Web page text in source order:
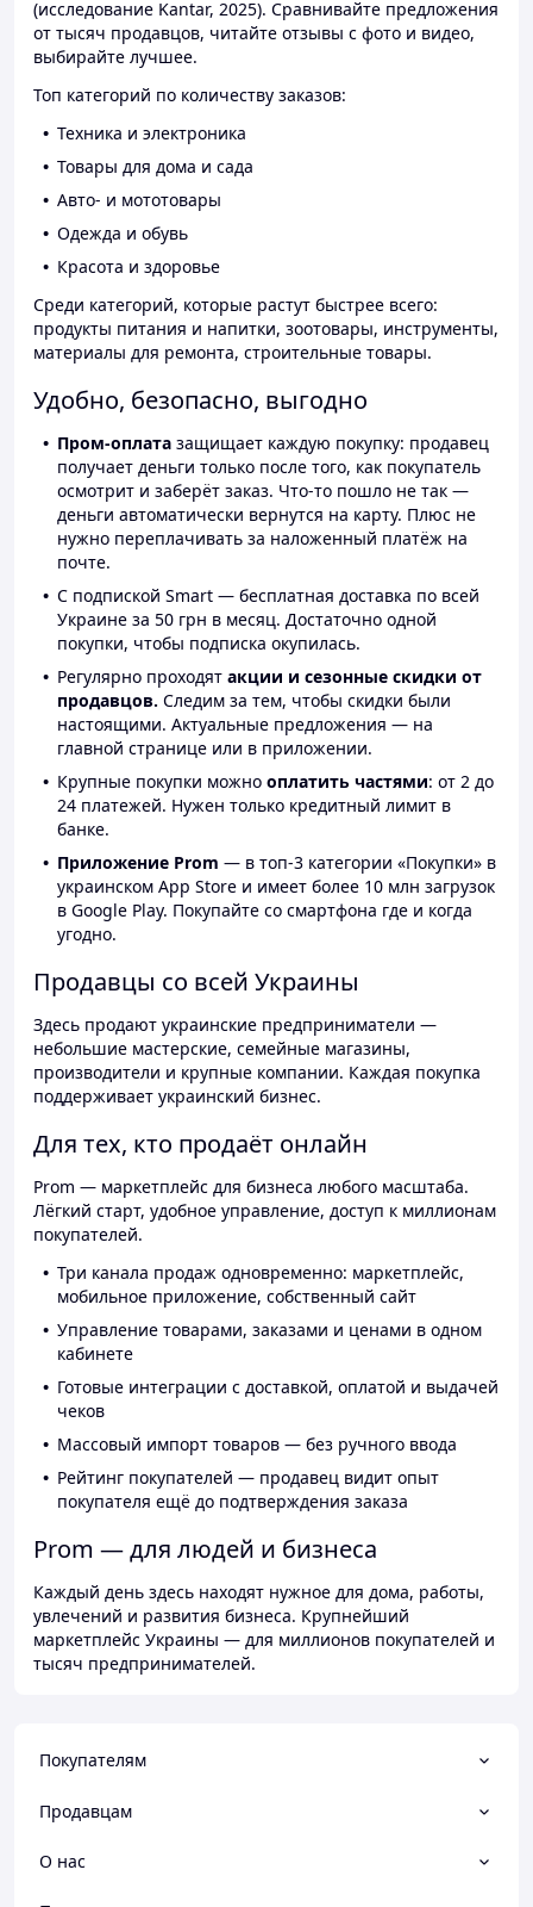
(исследование Kantar, 2025). Сравнивайте предложения
от тысяч продавцов, читайте отзывы с фото и видео,
выбирайте лучшее.
Топ категорий по количеству заказов:
Техника и электроника
Товары для дома и сада
Авто- и мототовары
Одежда и обувь
Красота и здоровье
Среди категорий, которые растут быстрее всего:
продукты питания и напитки, зоотовары, инструменты,
материалы для ремонта, строительные товары.
Удобно, безопасно, выгодно
Пром-оплата защищает каждую покупку: продавец
получает деньги только после того, как покупатель
осмотрит и заберёт заказ. Что-то пошло не так —
деньги автоматически вернутся на карту. Плюс не
нужно переплачивать за наложенный платёж на
почте.
С подпиской Smart — бесплатная доставка по всей
Украине за 50 грн в месяц. Достаточно одной
покупки, чтобы подписка окупилась.
Регулярно проходят акции и сезонные скидки от
продавцов. Следим за тем, чтобы скидки были
настоящими. Актуальные предложения — на
главной странице или в приложении.
Крупные покупки можно оплатить частями: от 2 до
24 платежей. Нужен только кредитный лимит в
банке.
Приложение Prom — в топ-3 категории «Покупки» в
украинском App Store и имеет более 10 млн загрузок
в Google Play. Покупайте со смартфона где и когда
угодно.
Продавцы со всей Украины
Здесь продают украинские предприниматели —
небольшие мастерские, семейные магазины,
производители и крупные компании. Каждая покупка
поддерживает украинский бизнес.
Для тех, кто продаёт онлайн
Prom — маркетплейс для бизнеса любого масштаба.
Лёгкий старт, удобное управление, доступ к миллионам
покупателей.
Три канала продаж одновременно: маркетплейс,
мобильное приложение, собственный сайт
Управление товарами, заказами и ценами в одном
кабинете
Готовые интеграции с доставкой, оплатой и выдачей
чеков
Массовый импорт товаров — без ручного ввода
Рейтинг покупателей — продавец видит опыт
покупателя ещё до подтверждения заказа
Prom — для людей и бизнеса
Каждый день здесь находят нужное для дома, работы,
увлечений и развития бизнеса. Крупнейший
маркетплейс Украины — для миллионов покупателей и
тысяч предпринимателей.
Покупателям
Продавцам
О нас